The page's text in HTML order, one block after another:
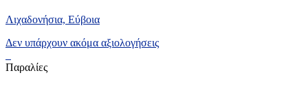
Λιχαδονήσια, Εύβοια
Δεν υπάρχουν ακόμα αξιολογήσεις
Παραλίες